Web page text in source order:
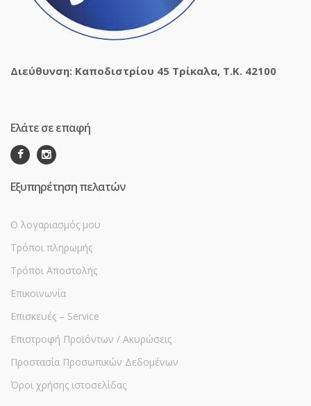
Διεύθυνση: Καποδιστρίου 45 Τρίκαλα, Τ.Κ. 42100
Ελάτε σε επαφή
Εξυπηρέτηση πελατών
Ο λογαριασμός μου
Τρόποι πληρωμής
Τρόποι Αποστολής
Επικοινωνία
Επισκευές – Service
Επιστροφή Προϊόντων / Ακυρώσεις
Προστασία Προσωπικών Δεδομένων
Όροι χρήσης ιστοσελίδας